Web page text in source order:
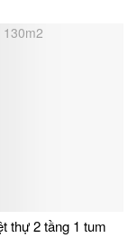
thự 2 tầng 1 tum